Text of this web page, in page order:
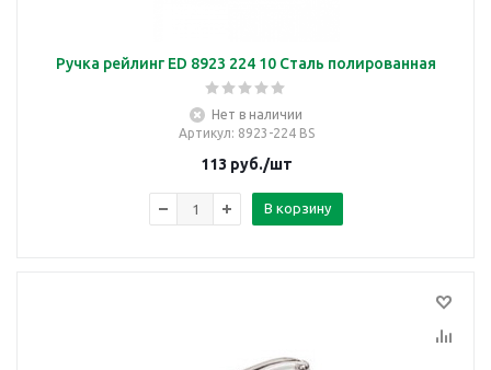
Ручка рейлинг ED 8923 224 10 Сталь полированная
Нет в наличии
Артикул: 8923-224 BS
113 руб./шт
В корзину